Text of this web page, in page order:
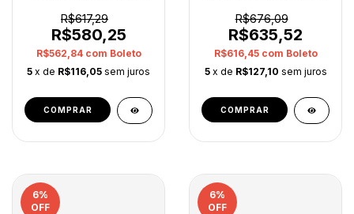
R$617,29
R$580,25
R$562,84 com Boleto
5 x de R$116,05 sem juros
R$676,09
R$635,52
R$616,45 com Boleto
5 x de R$127,10 sem juros
6%
OFF
6%
OFF